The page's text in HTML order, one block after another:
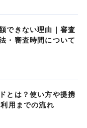
できない理由｜審査
・審査時間について
とは？使い方や提携
用までの流れ